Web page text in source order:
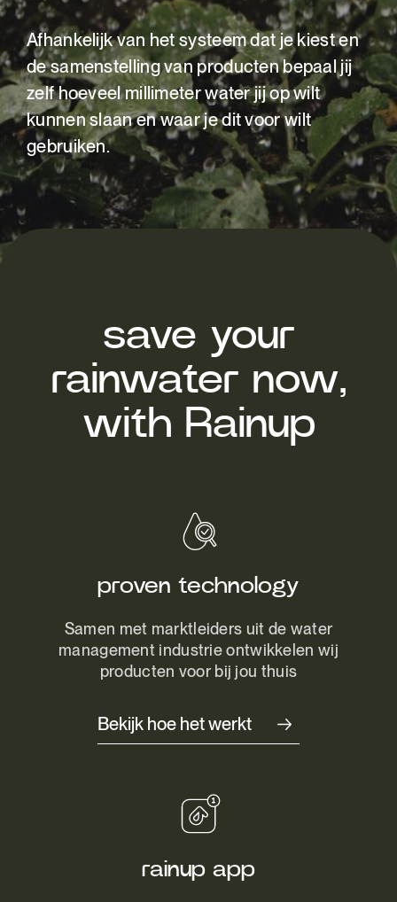
Afhankelijk van het systeem dat je kiest en
de samenstelling van producten bepaal jij
zelf hoeveel millimeter water jij op wilt
kunnen slaan en waar je dit voor wilt
gebruiken.
save your
rainwater now,
with Rainup
proven technology
Samen met marktleiders uit de water
management industrie ontwikkelen wij
producten voor bij jou thuis
Bekijk hoe het werkt
rainup app